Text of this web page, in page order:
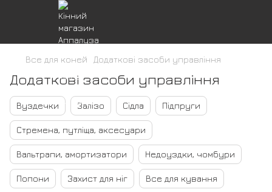
Все для коней Додаткові засоби управління
Додаткові засоби управління
Вуздечки Залізо Сідла Підпруги
Стремена, путліща, аксесуари
Вальтрапи, амортизатори Недоуздки, чомбури
Попони Захист для ніг Все для кування